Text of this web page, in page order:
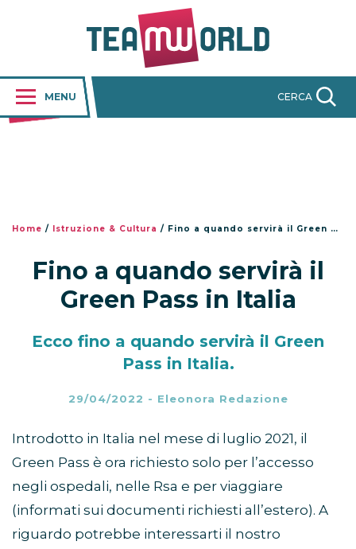
MENU CERCA
Home / Istruzione & Cultura / Fino a quando servirà il Green Pass in Italia
Fino a quando servirà il
Green Pass in Italia
Ecco fino a quando servirà il Green
Pass in Italia.
29/04/2022 - Eleonora Redazione
Introdotto in Italia nel mese di luglio 2021, il
Green Pass è ora richiesto solo per l’accesso
negli ospedali, nelle Rsa e per viaggiare
(informati sui documenti richiesti all’estero). A
riguardo potrebbe interessarti il nostro